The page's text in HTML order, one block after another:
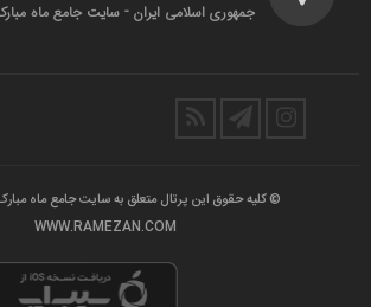
جمهوری اسلامی ایران - سایت جامع ماه
© کلیه حقوق این پرتال متعلق به سایت جامع ماه
WWW.RAMEZAN.COM